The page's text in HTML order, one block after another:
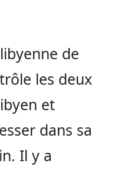
de
les deux
et
dans sa
Il y a